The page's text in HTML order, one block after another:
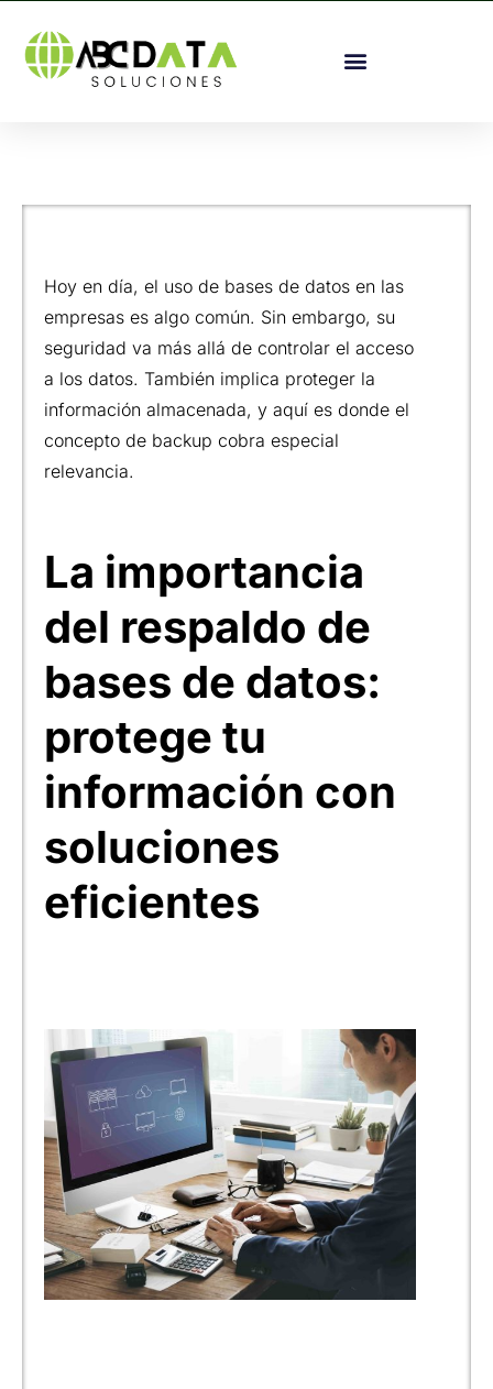
Hoy en día, el uso de bases de datos en las
empresas es algo común. Sin embargo, su
seguridad va más allá de controlar el acceso
a los datos. También implica proteger la
información almacenada, y aquí es donde el
concepto de backup cobra especial
relevancia.
La importancia
del respaldo de
bases de datos:
protege tu
información con
soluciones
eficientes